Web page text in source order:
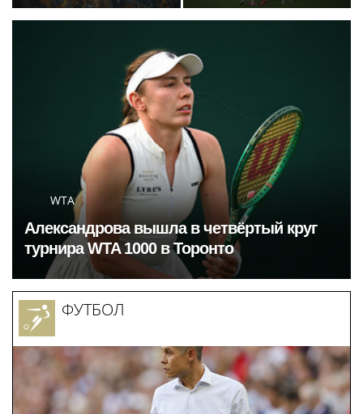
300 мест в Москве
«Спартак» фаворитом
WTA
Александрова вышла в четвёртый круг
турнира WTA 1000 в Торонто
ФУТБОЛ